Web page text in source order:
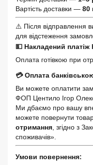
Вартість доставки — 80
⚠️ Після відправлення
для відстеження
💵 Накладений
Оплата готівкою при
💳 Оплата
Ви можете оплатити
ФОП Центило Ігор
Ми дбаємо про вашу
можете повернути
отримання , згідно з
споживачів».
Умови повернення: